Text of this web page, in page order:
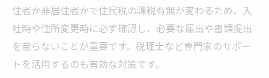
税理士に相談したい外国人雇用の源泉徴収
問題
居住者・非居住者の判定が重要な理由
外国人雇用で必須となる居住者判定の基準
住者か非居住者かで住民税の課税有無が変わるため、入
社時や住所変更時に必ず確認し、必要な届出や書類提出
を怠らないことが重要です。税理士など専門家のサポー
トを活用するのも有効な対策です。